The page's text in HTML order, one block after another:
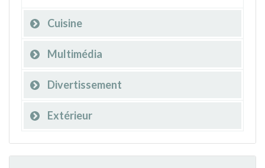
Cuisine
Multimédia
Divertissement
Extérieur